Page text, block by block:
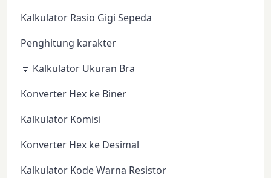
Kalkulator Rasio Gigi Sepeda
Penghitung karakter
👙 Kalkulator Ukuran Bra
Konverter Hex ke Biner
Kalkulator Komisi
Konverter Hex ke Desimal
Kalkulator Kode Warna Resistor